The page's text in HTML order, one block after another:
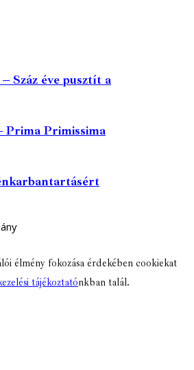
Száz éve pusztít a
Prima Primissima
élmény fokozása érdekében cookiekat
tájékoztatónkban talál.